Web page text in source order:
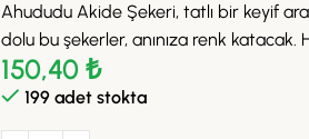
Ahududu Akide Şekeri, tatlı bir keyif
dolu bu şekerler, anınıza renk katacak.
150,40 ₺
199 adet stokta